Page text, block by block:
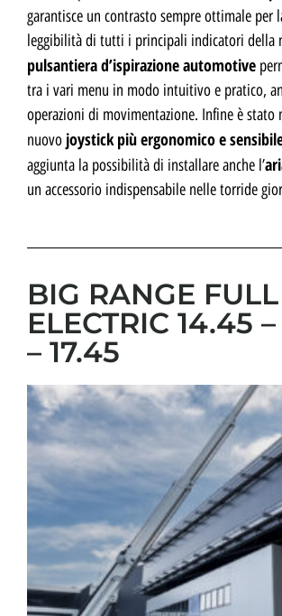
garantisce un contrasto sempre ottimale per
leggibilità di tutti i principali indicatori della
pulsantiera d’ispirazione automotive
tra i vari menu in modo intuitivo e pratico,
operazioni di movimentazione. Infine è stato
nuovo joystick più ergonomico e
aggiunta la possibilità di installare anche l’
un accessorio indispensabile nelle torride
BIG RANGE FULL
ELECTRIC 14.45
– 17.45